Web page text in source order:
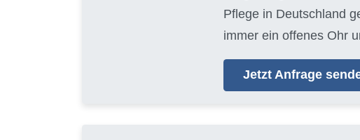
Pflege in Deutschland
immer ein offenes Ohr
Jetzt Anfrage